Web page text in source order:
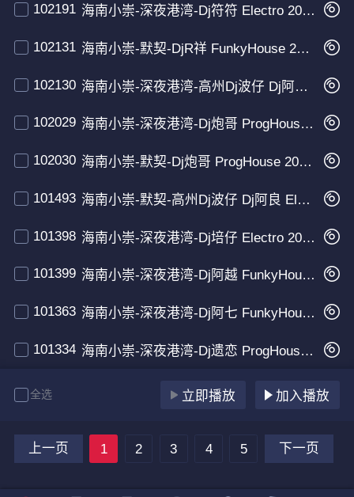
102191 海南小崇-深夜港湾-Dj符符 Electro 2025 粤语 男声
102131 海南小崇-默契-DjR祥 FunkyHouse 2025 粤语 男声
102130 海南小崇-深夜港湾-高州Dj波仔 Dj阿良 Electro 2025 粤语 男声 Dj四哥Edit
102029 海南小崇-深夜港湾-Dj炮哥 ProgHouse 2025 粤语 男声
102030 海南小崇-默契-Dj炮哥 ProgHouse 2025 粤语 男声
101493 海南小崇-默契-高州Dj波仔 Dj阿良 Electro 2025 男声
101398 海南小崇-深夜港湾-Dj培仔 Electro 2025 男声
101399 海南小崇-深夜港湾-Dj阿越 FunkyHouse 2025 男声
101363 海南小崇-深夜港湾-Dj阿七 FunkyHouse 2025 男声
101334 海南小崇-深夜港湾-Dj遗恋 ProgHouse 2025 无心睡眠鼓 男声
全选 立即播放 加入播放
上一页 1 2 3 4 5 下一页